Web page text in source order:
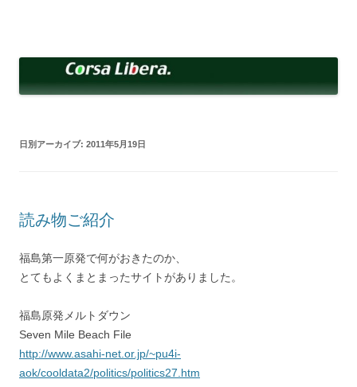
へ
ッ
日別アーカイブ: 2011年5月19日
読み物ご紹介
福島第一原発で何がおきたのか、
とてもよくまとまったサイトがありました。
福島原発メルトダウン
Seven Mile Beach File
http://www.asahi-net.or.jp/~pu4i-
aok/cooldata2/politics/politics27.htm